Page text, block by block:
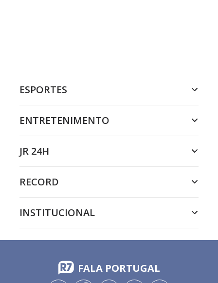
ESPORTES
ENTRETENIMENTO
JR 24H
RECORD
INSTITUCIONAL
FALA PORTUGAL